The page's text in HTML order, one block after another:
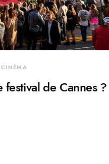
CINÉMA
festival de Cannes ?